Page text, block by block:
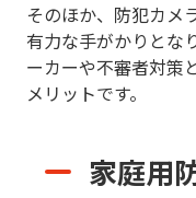
そのほか、防犯カメ
有力な手がかりとな
ーカーや不審者対策
メリットです。
家庭用